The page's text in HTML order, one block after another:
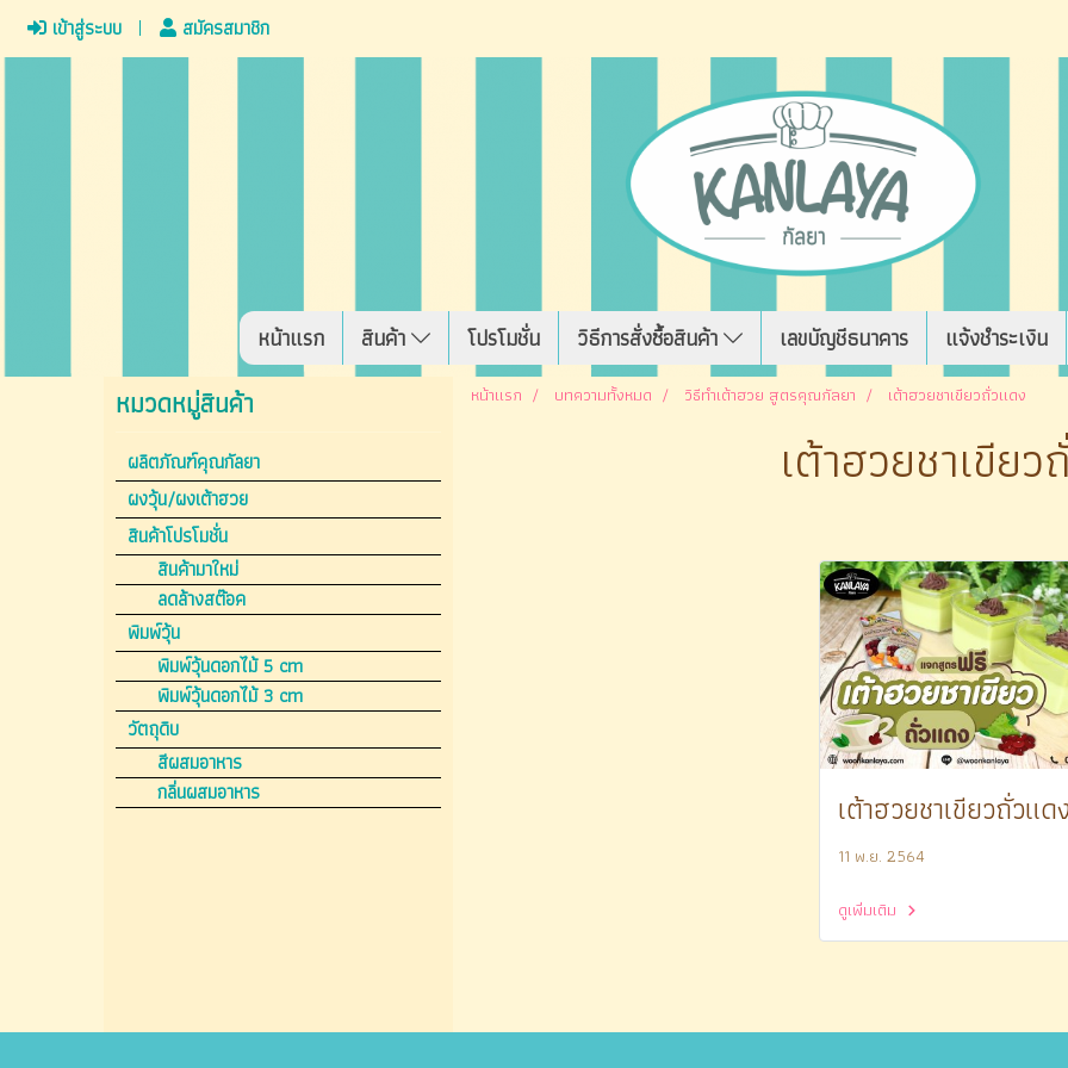
เข้าสู่ระบบ สมัครสมาชิก
หน้าแรก สินค้า โปรโมชั่น วิธีการสั่งซื้อสินค้า เลขบัญชีธนาคาร แจ้งชำระเงิน
หน้าแรก บทความทั้งหมด วิธีทำเต้าฮวย สูตรคุณกัลยา เต้าฮวยชาเขียวถั่วแดง
เต้าฮวยชาเขีย
เต้าฮวยชาเขียวถั่วแด
11 พ.ย. 2564
ดูเพิ่มเติม
หมวดหมู่สินค้า
ผลิตภัณฑ์คุณกัลยา
ผงวุ้น/ผงเต้าฮวย
สินค้าโปรโมชั่น
สินค้ามาใหม่
ลดล้างสต๊อค
พิมพ์วุ้น
พิมพ์วุ้นดอกไม้ 5 cm
พิมพ์วุ้นดอกไม้ 3 cm
วัตถุดิบ
สีผสมอาหาร
กลิ่นผสมอาหาร